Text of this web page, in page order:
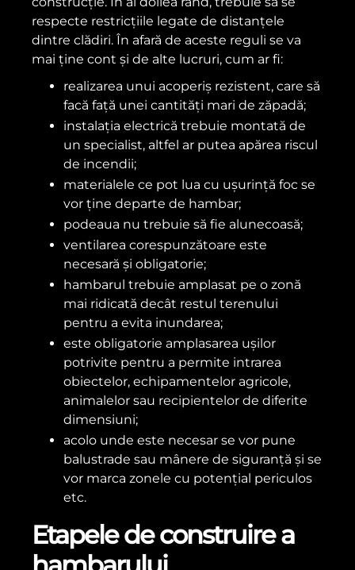
respecte restricțiile legate de distanțele
dintre clădiri. În afară de aceste reguli se va
mai ține cont și de alte lucruri, cum ar fi:
realizarea unui acoperiș rezistent, care să
facă față unei cantități mari de zăpadă;
instalația electrică trebuie montată de
un specialist, altfel ar putea apărea riscul
de incendii;
materialele ce pot lua cu ușurință foc se
vor ține departe de hambar;
podeaua nu trebuie să fie alunecoasă;
ventilarea corespunzătoare este
necesară și obligatorie;
hambarul trebuie amplasat pe o zonă
mai ridicată decât restul terenului
pentru a evita inundarea;
este obligatorie amplasarea ușilor
potrivite pentru a permite intrarea
obiectelor, echipamentelor agricole,
animalelor sau recipientelor de diferite
dimensiuni;
acolo unde este necesar se vor pune
balustrade sau mânere de siguranță și se
vor marca zonele cu potențial periculos
etc.
Etapele de construire a